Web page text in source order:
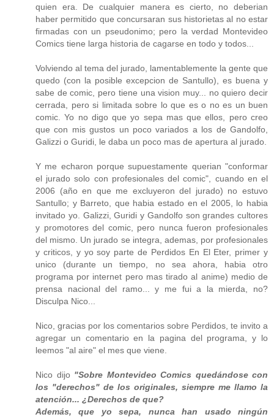
quien era. De cualquier manera es cierto, no deberian
haber permitido que concursaran sus historietas al no estar
firmadas con un pseudonimo; pero la verdad Montevideo
Comics tiene larga historia de cagarse en todo y todos...
Volviendo al tema del jurado, lamentablemente la gente que
quedo (con la posible excepcion de Santullo), es buena y
sabe de comic, pero tiene una vision muy... no quiero decir
cerrada, pero si limitada sobre lo que es o no es un buen
comic. Yo no digo que yo sepa mas que ellos, pero creo
que con mis gustos un poco variados a los de Gandolfo,
Galizzi o Guridi, le daba un poco mas de apertura al jurado.
Y me echaron porque supuestamente querian "conformar
el jurado solo con profesionales del comic", cuando en el
2006 (año en que me excluyeron del jurado) no estuvo
Santullo; y Barreto, que habia estado en el 2005, lo habia
invitado yo. Galizzi, Guridi y Gandolfo son grandes cultores
y promotores del comic, pero nunca fueron profesionales
del mismo. Un jurado se integra, ademas, por profesionales
y criticos, y yo soy parte de Perdidos En El Eter, primer y
unico (durante un tiempo, no sea ahora, habia otro
programa por internet pero mas tirado al anime) medio de
prensa nacional del ramo... y me fui a la mierda, no?
Disculpa Nico...
Nico, gracias por los comentarios sobre Perdidos, te invito a
agregar un comentario en la pagina del programa, y lo
leemos "al aire" el mes que viene.
Nico dijo "Sobre Montevideo Comics quedándose con
los "derechos" de los originales, siempre me llamo la
atención... ¿Derechos de que?
Además, que yo sepa, nunca han usado ningún